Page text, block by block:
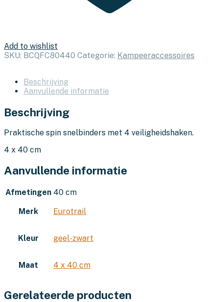
Add to wishlist
SKU: BCQFC80440 Categorie: Kampeeraccessoires
Beschrijving
Aanvullende informatie
Beschrijving
Praktische spin snelbinders met 4 veiligheidshaken.
4 x 40 cm
Aanvullende informatie
Afmetingen 40 cm
Merk Eurotrail
Kleur geel-zwart
Maat 4 x 40 cm
Gerelateerde producten